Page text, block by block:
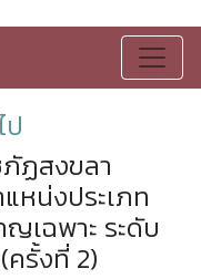
ฏสงขลา
หน่งประเภท
เฉพาะ ระดับ
รั้งที่ 2)